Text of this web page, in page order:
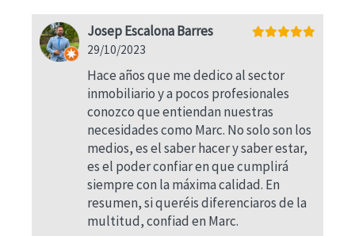
Josep Escalona Barres
29/10/2023
Hace años que me dedico al sector
inmobiliario y a pocos profesionales
conozco que entiendan nuestras
necesidades como Marc. No solo son los
medios, es el saber hacer y saber estar,
es el poder confiar en que cumplirá
siempre con la máxima calidad. En
resumen, si queréis diferenciaros de la
multitud, confiad en Marc.